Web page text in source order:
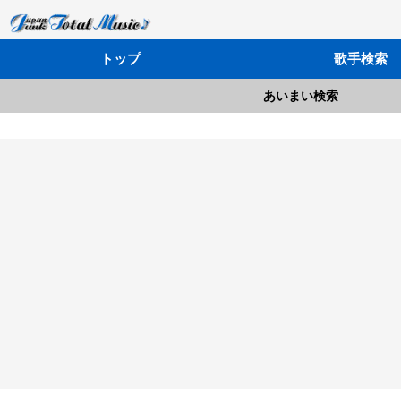
トップ 歌手検索
あいまい検索